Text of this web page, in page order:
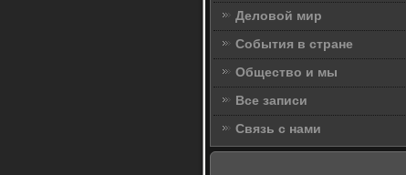
Деловой мир
События в стране
Общество и мы
Все записи
Связь с нами